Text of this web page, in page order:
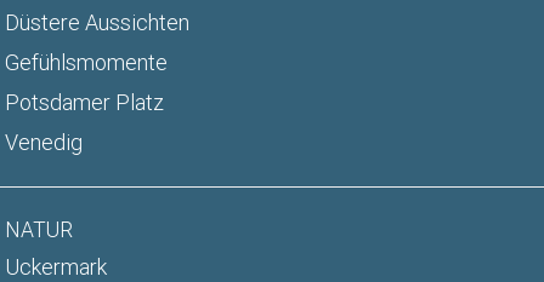
Düstere Aussichten
Gefühlsmomente
Potsdamer Platz
Venedig
NATUR
Uckermark